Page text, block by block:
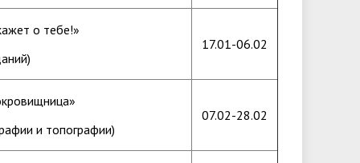
о тебе!»
17.01-06.02
и топографии)
07.02-28.02